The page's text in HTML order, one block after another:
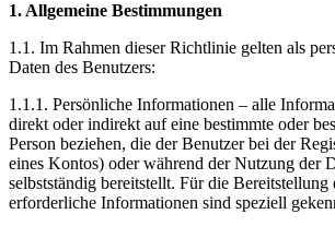
1. Allgemeine Bestimmungen
1.1. Im Rahmen dieser Richtlinie gelten als
Daten des Benutzers:
1.1.1. Persönliche Informationen – alle
direkt oder indirekt auf eine bestimmte oder
Person beziehen, die der Benutzer bei der
eines Kontos) oder während der Nutzung der
selbstständig bereitstellt. Für die Bereitstellung
erforderliche Informationen sind speziell